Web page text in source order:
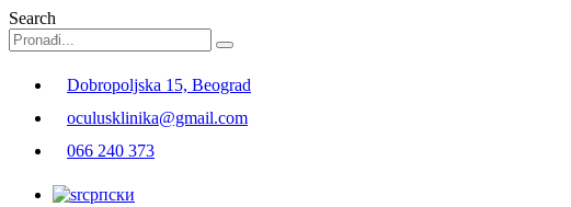
Search
Dobropoljska 15, Beograd
oculusklinika@gmail.com
066 240 373
српски